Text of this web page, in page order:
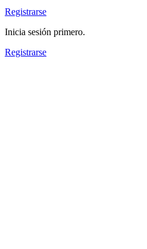
Registrarse
Inicia sesión primero.
Registrarse